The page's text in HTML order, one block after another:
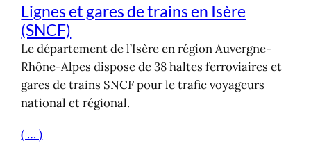
Lignes et gares de trains en Isère
(SNCF)
Le département de l’Isère en région Auvergne-
Rhône-Alpes dispose de 38 haltes ferroviaires et
gares de trains SNCF pour le trafic voyageurs
national et régional.
( … )